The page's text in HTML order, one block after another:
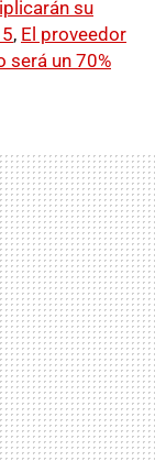
su
, El proveedor
será un 70%